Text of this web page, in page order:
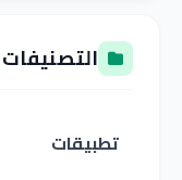
التصنيفات
تطبيقات